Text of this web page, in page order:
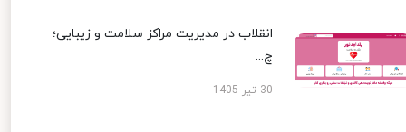
انقلاب در مدیریت مراکز سلامت و زیبایی؛
چ...
30 تیر 1405